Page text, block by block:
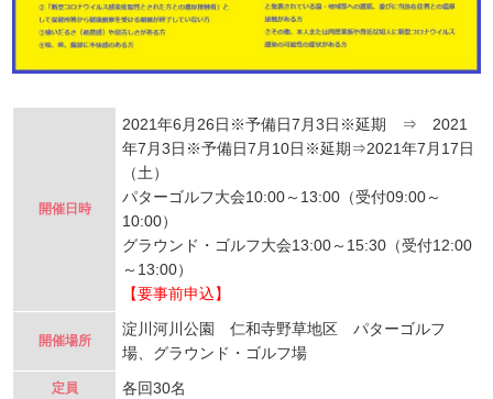
開催日時
2021年6月26日※予備日7月3日※延期 ⇒ 2021
年7月3日※予備日7月10日※延期⇒2021年7月17日
（土）
パターゴルフ大会10:00～13:00（受付09:00～
10:00）
グラウンド・ゴルフ大会13:00～15:30（受付12:00
～13:00）
【要事前申込】
開催場所
淀川河川公園 仁和寺野草地区 パターゴルフ
場、グラウンド・ゴルフ場
定員 各回30名